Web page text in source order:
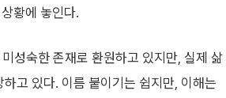
황에 놓인다.
성숙한 존재로 환원하고 있지만, 실제 삶
고 있다. 이름 붙이기는 쉽지만, 이해는